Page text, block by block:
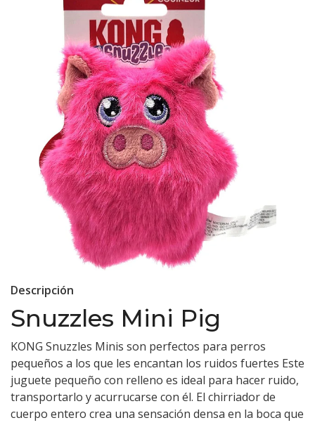
Descripción
Snuzzles Mini Pig
KONG Snuzzles Minis son perfectos para perros
pequeños a los que les encantan los ruidos fuertes Este
juguete pequeño con relleno es ideal para hacer ruido,
transportarlo y acurrucarse con él. El chirriador de
cuerpo entero crea una sensación densa en la boca que